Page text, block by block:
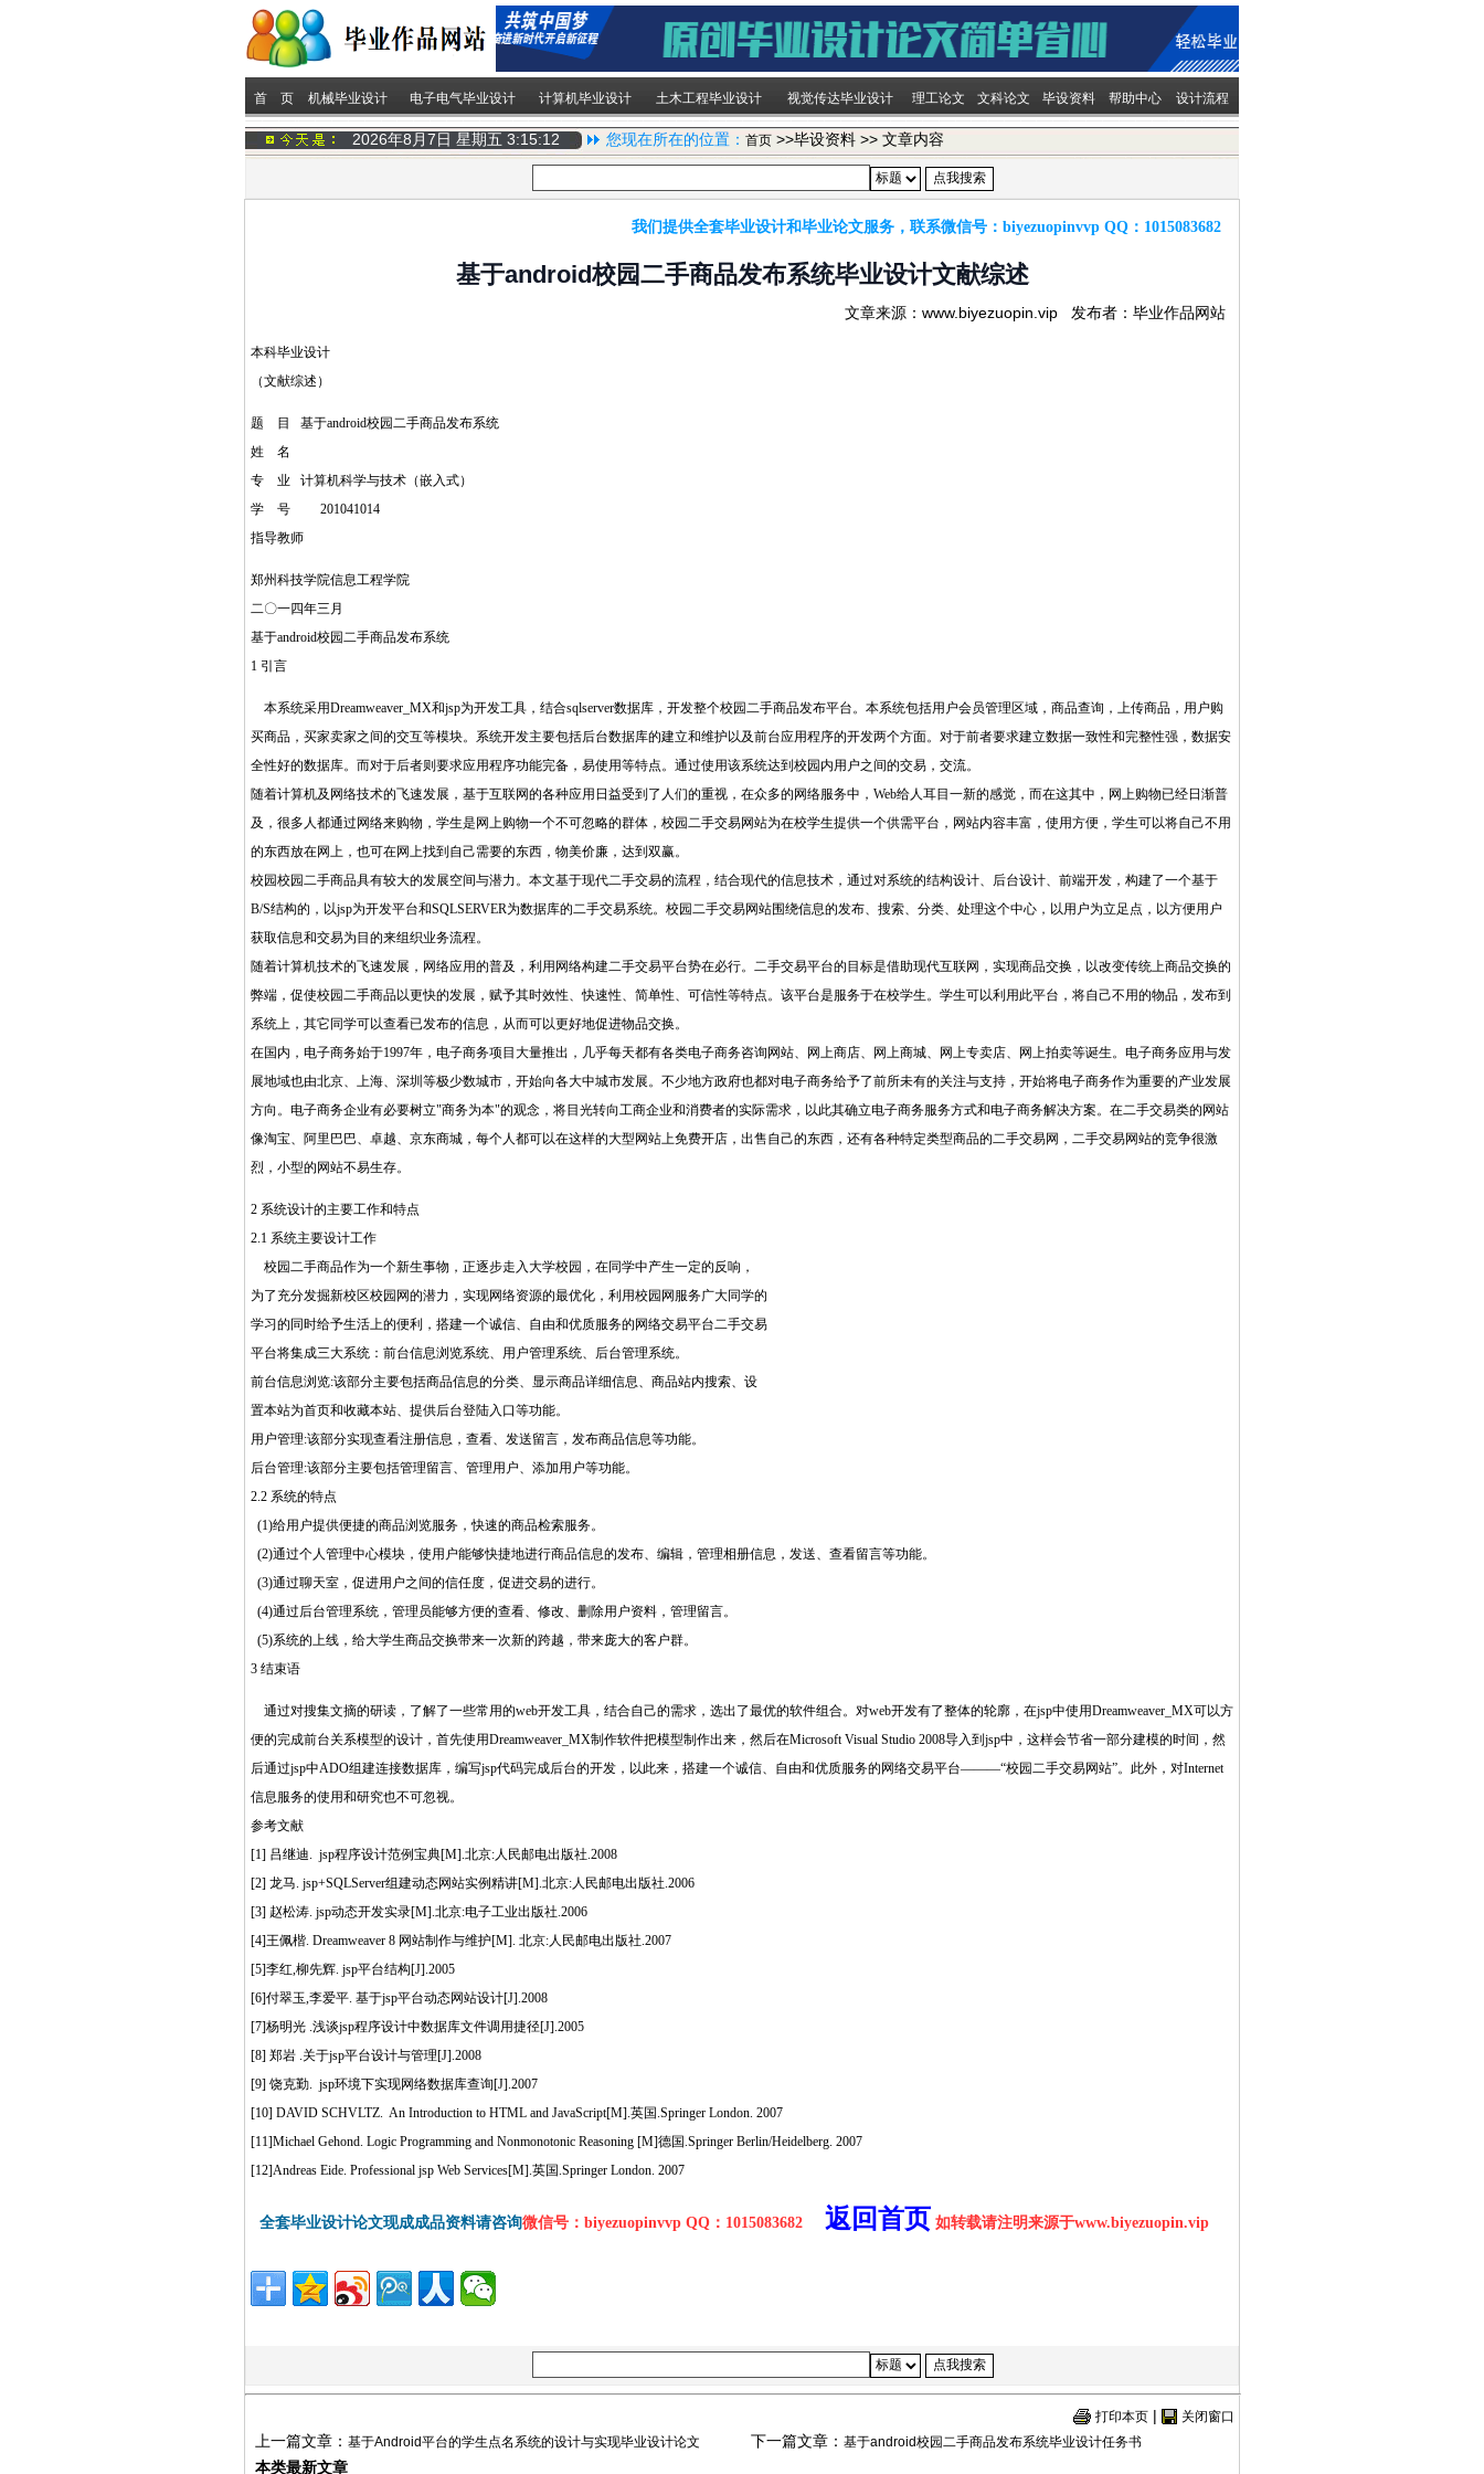
首 页 机械毕业设计 电子电气毕业设计 计算机毕业设计 土木工程毕业设计 视觉传达毕业设计 理工论文 文科论文 毕设资料 帮助中心 设计流程
2026年8月7日 星期五 3:15:12 您现在所在的位置： 首页 >>毕设资料 >> 文章内容
我们提供全套毕业设计和毕业论文服务，联系微信号： biyezuopinvvp QQ： 1015083682
基于android校园二手商品发布系统毕业设计文献综述
文章来源：www.biyezuopin.vip 发布者：毕业作品网站
本科毕业设计
（文献综述）
题 目 基于android校园二手商品发布系统
姓 名
专 业 计算机科学与技术（嵌入式）
学 号 201041014
指导教师
郑州科技学院信息工程学院
二〇一四年三月
基于android校园二手商品发布系统
1 引言
本系统采用Dreamweaver_MX和jsp为开发工具，结合sqlserver数据库，开发整个校园二手商品发布平台。本系统包括用户会员管理区域，商品查询，上传商品，用户购
买商品，买家卖家之间的交互等模块。系统开发主要包括后台数据库的建立和维护以及前台应用程序的开发两个方面。对于前者要求建立数据一致性和完整性强，数据安
全性好的数据库。而对于后者则要求应用程序功能完备，易使用等特点。通过使用该系统达到校园内用户之间的交易，交流。
随着计算机及网络技术的飞速发展，基于互联网的各种应用日益受到了人们的重视，在众多的网络服务中，Web给人耳目一新的感觉，而在这其中，网上购物已经日渐普
及，很多人都通过网络来购物，学生是网上购物一个不可忽略的群体，校园二手交易网站为在校学生提供一个供需平台，网站内容丰富，使用方便，学生可以将自己不用
的东西放在网上，也可在网上找到自己需要的东西，物美价廉，达到双赢。
校园校园二手商品具有较大的发展空间与潜力。本文基于现代二手交易的流程，结合现代的信息技术，通过对系统的结构设计、后台设计、前端开发，构建了一个基于
B/S结构的，以jsp为开发平台和SQLSERVER为数据库的二手交易系统。校园二手交易网站围绕信息的发布、搜索、分类、处理这个中心，以用户为立足点，以方便用户
获取信息和交易为目的来组织业务流程。
随着计算机技术的飞速发展，网络应用的普及，利用网络构建二手交易平台势在必行。二手交易平台的目标是借助现代互联网，实现商品交换，以改变传统上商品交换的
弊端，促使校园二手商品以更快的发展，赋予其时效性、快速性、简单性、可信性等特点。该平台是服务于在校学生。学生可以利用此平台，将自己不用的物品，发布到
系统上，其它同学可以查看已发布的信息，从而可以更好地促进物品交换。
在国内，电子商务始于1997年，电子商务项目大量推出，几乎每天都有各类电子商务咨询网站、网上商店、网上商城、网上专卖店、网上拍卖等诞生。电子商务应用与发
展地域也由北京、上海、深圳等极少数城市，开始向各大中城市发展。不少地方政府也都对电子商务给予了前所未有的关注与支持，开始将电子商务作为重要的产业发展
方向。电子商务企业有必要树立"商务为本"的观念，将目光转向工商企业和消费者的实际需求，以此其确立电子商务服务方式和电子商务解决方案。在二手交易类的网站
像淘宝、阿里巴巴、卓越、京东商城，每个人都可以在这样的大型网站上免费开店，出售自己的东西，还有各种特定类型商品的二手交易网，二手交易网站的竞争很激
烈，小型的网站不易生存。
2 系统设计的主要工作和特点
2.1 系统主要设计工作
校园二手商品作为一个新生事物，正逐步走入大学校园，在同学中产生一定的反响，
为了充分发掘新校区校园网的潜力，实现网络资源的最优化，利用校园网服务广大同学的
学习的同时给予生活上的便利，搭建一个诚信、自由和优质服务的网络交易平台二手交易
平台将集成三大系统：前台信息浏览系统、用户管理系统、后台管理系统。
前台信息浏览:该部分主要包括商品信息的分类、显示商品详细信息、商品站内搜索、设
置本站为首页和收藏本站、提供后台登陆入口等功能。
用户管理:该部分实现查看注册信息，查看、发送留言，发布商品信息等功能。
后台管理:该部分主要包括管理留言、管理用户、添加用户等功能。
2.2 系统的特点
(1)给用户提供便捷的商品浏览服务，快速的商品检索服务。
(2)通过个人管理中心模块，使用户能够快捷地进行商品信息的发布、编辑，管理相册信息，发送、查看留言等功能。
(3)通过聊天室，促进用户之间的信任度，促进交易的进行。
(4)通过后台管理系统，管理员能够方便的查看、修改、删除用户资料，管理留言。
(5)系统的上线，给大学生商品交换带来一次新的跨越，带来庞大的客户群。
3 结束语
通过对搜集文摘的研读，了解了一些常用的web开发工具，结合自己的需求，选出了最优的软件组合。对web开发有了整体的轮廓，在jsp中使用Dreamweaver_MX可以方
便的完成前台关系模型的设计，首先使用Dreamweaver_MX制作软件把模型制作出来，然后在Microsoft Visual Studio 2008导入到jsp中，这样会节省一部分建模的时间，然
后通过jsp中ADO组建连接数据库，编写jsp代码完成后台的开发，以此来，搭建一个诚信、自由和优质服务的网络交易平台———“校园二手交易网站”。此外，对Internet
信息服务的使用和研究也不可忽视。
参考文献
[1] 吕继迪. jsp程序设计范例宝典[M].北京:人民邮电出版社.2008
[2] 龙马. jsp+SQLServer组建动态网站实例精讲[M].北京:人民邮电出版社.2006
[3] 赵松涛. jsp动态开发实录[M].北京:电子工业出版社.2006
[4]王佩楷. Dreamweaver 8 网站制作与维护[M]. 北京:人民邮电出版社.2007
[5]李红,柳先辉. jsp平台结构[J].2005
[6]付翠玉,李爱平. 基于jsp平台动态网站设计[J].2008
[7]杨明光 .浅谈jsp程序设计中数据库文件调用捷径[J].2005
[8] 郑岩 .关于jsp平台设计与管理[J].2008
[9] 饶克勤. jsp环境下实现网络数据库查询[J].2007
[10] DAVID SCHVLTZ. An Introduction to HTML and JavaScript[M].英国.Springer London. 2007
[11]Michael Gehond. Logic Programming and Nonmonotonic Reasoning [M]德国.Springer Berlin/Heidelberg. 2007
[12]Andreas Eide. Professional jsp Web Services[M].英国.Springer London. 2007
全套毕业设计论文现成成品资料请咨询微信号：biyezuopinvvp QQ：1015083682 返回首页 如转载请注明来源于www.biyezuopin.vip
打印本页| 关闭窗口
上一篇文章： 基于Android平台的学生点名系统的设计与实现毕业设计论文 下一篇文章： 基于android校园二手商品发布系统毕业设计任务书
本类最新文章